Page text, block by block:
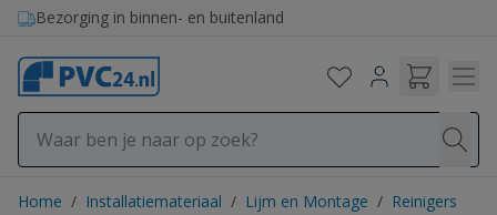
Ga naar de inhoud
Bezorging in binnen- en buitenland
Home / Installatiemateriaal / Lijm en Montage / Reinigers